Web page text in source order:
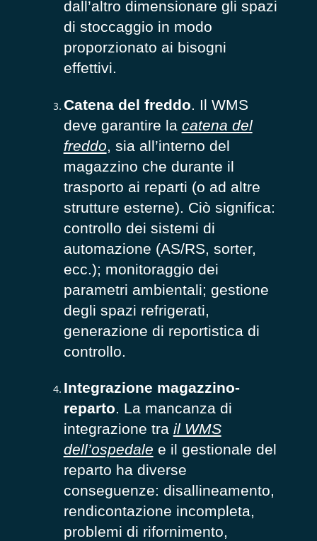
dall’altro dimensionare gli spazi
di stoccaggio in modo
proporzionato ai bisogni
effettivi.
Catena del freddo. Il WMS
deve garantire la catena del
freddo, sia all’interno del
magazzino che durante il
trasporto ai reparti (o ad altre
strutture esterne). Ciò significa:
controllo dei sistemi di
automazione (AS/RS, sorter,
ecc.); monitoraggio dei
parametri ambientali; gestione
degli spazi refrigerati,
generazione di reportistica di
controllo.
Integrazione magazzino-
reparto. La mancanza di
integrazione tra il WMS
dell’ospedale e il gestionale del
reparto ha diverse
conseguenze: disallineamento,
rendicontazione incompleta,
problemi di rifornimento,